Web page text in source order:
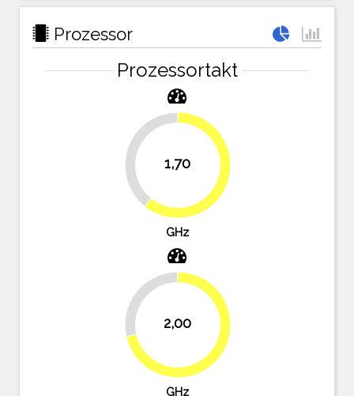
Prozessor
Prozessortakt
1,70
39.3%
60.7%
GHz
2,00
28.6%
71.4%
GHz